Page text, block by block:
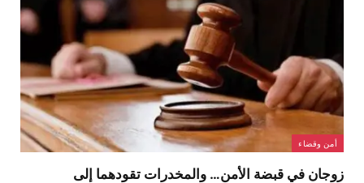
أمن وقضاء
زوجان في قبضة الأمن… والمخدرات تقودهما إلى